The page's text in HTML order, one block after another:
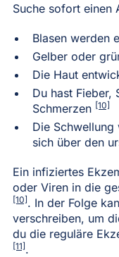
Suche sofort einen
Blasen werden
Gelber oder
Die Haut
Du hast Fieber,
Schmerzen [10]
Die
sich über den
Ein infiziertes
oder Viren in die
[10] . In der Folge
verschreiben, um
du die reguläre
[11] .